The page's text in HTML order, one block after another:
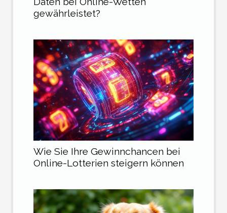
gewährleistet?
Wie Sie Ihre Gewinnchancen bei
Online-Lotterien steigern können